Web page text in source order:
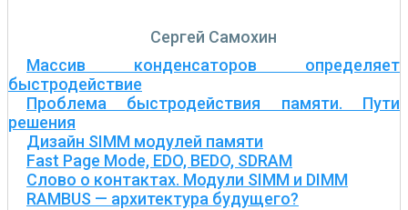
Сергей Самохин
Массив конденсаторов определяет
быстродействие
Проблема быстродействия памяти. Пути
решения
Дизайн SIMM модулей памяти
Fast Page Mode, EDO, BEDO, SDRAM
Слово о контактах. Модули SIMM и DIMM
RAMBUS — архитектура будущего?